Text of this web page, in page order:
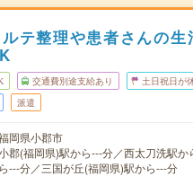
テ整理や患者さんの生
交通費別途支給あり 土日祝日が
派遣
岡県小郡市
郡(福岡県)駅から---分／西太刀洗駅
ら---分／三国が丘(福岡県)駅から---分